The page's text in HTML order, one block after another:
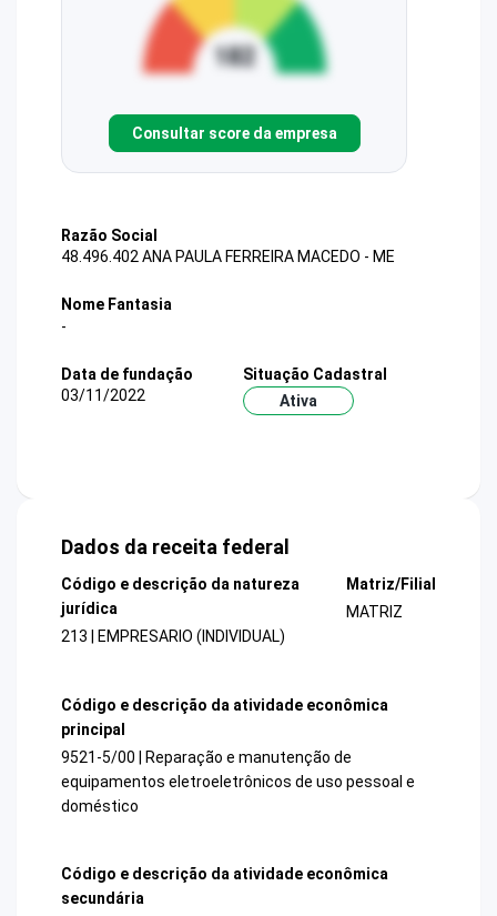
Consultar score da empresa
Razão Social
48.496.402 ANA PAULA FERREIRA MACEDO - ME
Nome Fantasia
-
Data de fundação
03/11/2022
Situação Cadastral
Ativa
Dados da receita federal
Código e descrição da natureza
jurídica
213 | EMPRESARIO (INDIVIDUAL)
Matriz/Filial
MATRIZ
Código e descrição da atividade econômica
principal
9521-5/00 | Reparação e manutenção de
equipamentos eletroeletrônicos de uso pessoal e
doméstico
Código e descrição da atividade econômica
secundária